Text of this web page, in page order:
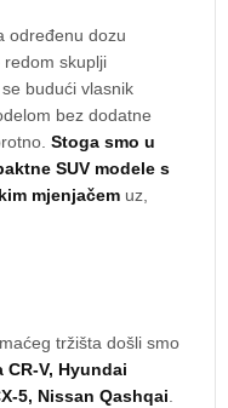
određenu dozu
skuplji
budući vlasnik
bez dodatne
Stoga smo u
SUV modele s
mjenjačem uz,
tržišta došli smo
CR-V, Hyundai
5, Nissan Qashqai.